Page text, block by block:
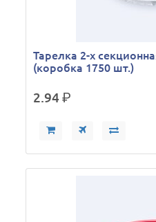
Тарелка 2-х
(коробка 1750 шт.)
2.94р.